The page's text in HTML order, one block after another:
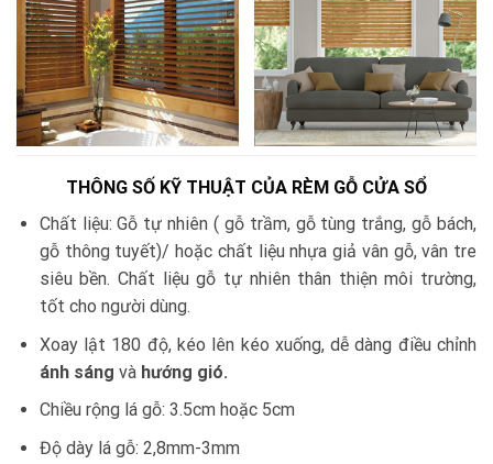
THÔNG SỐ KỸ THUẬT CỦA RÈM GỖ CỬA SỔ
Chất liệu: Gỗ tự nhiên ( gỗ trầm, gỗ tùng trắng, gỗ bách,
gỗ thông tuyết)/ hoặc chất liệu nhựa giả vân gỗ, vân tre
siêu bền. Chất liệu gỗ tự nhiên thân thiện môi trường,
tốt cho người dùng.
Xoay lật 180 độ, kéo lên kéo xuống, dễ dàng điều chỉnh
ánh sáng và hướng gió.
Chiều rộng lá gỗ: 3.5cm hoặc 5cm
Độ dày lá gỗ: 2,8mm-3mm